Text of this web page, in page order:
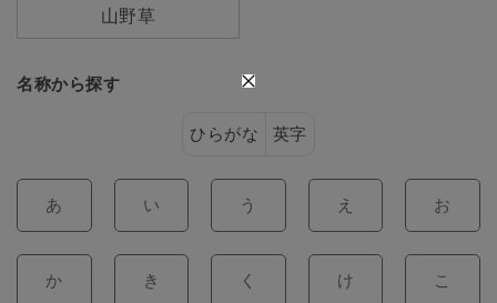
山野草
名称から探す
ひらがな 英字
あ い う え お
か き く け こ